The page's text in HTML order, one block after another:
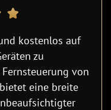
kostenlos auf
zu
von
bietet eine breite